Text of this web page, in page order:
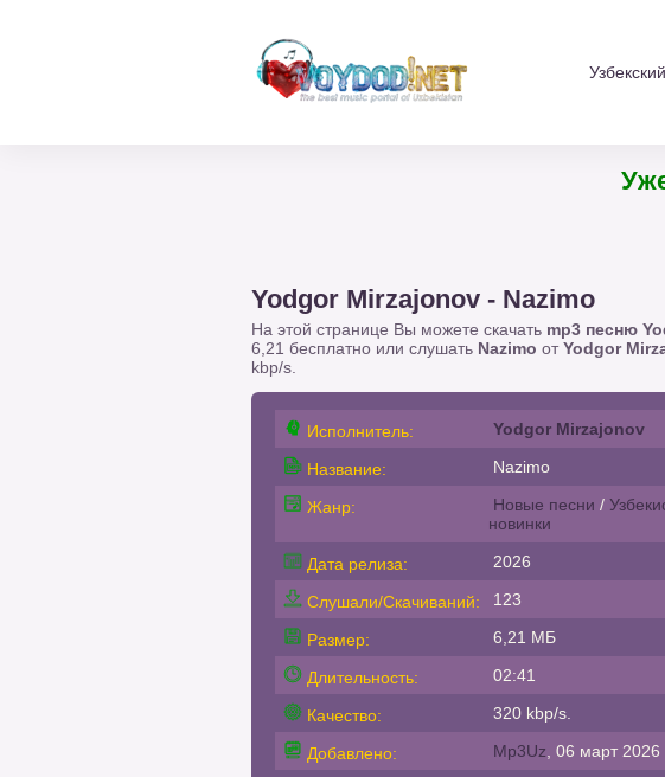
Узбекский
Уже на
Yodgor Mirzajonov - Nazimo
На этой странице Вы можете скачать mp3 песню
6,21 бесплатно или слушать Nazimo отYodgor
kbp/s.
Исполнитель: Yodgor Mirzajonov
Название: Nazimo
Жанр: Новые песни /
новинки
Дата релиза: 2026
Слушали/Скачиваний: 123
Размер: 6,21 МБ
Длительность: 02:41
Качество: 320 kbp/s.
Добавлено: Mp3Uz , 06 март 2026